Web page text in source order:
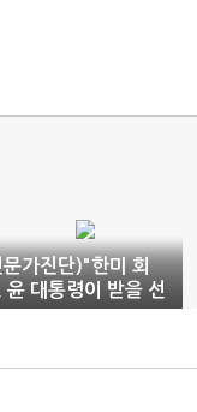
가진단)"한미 회
윤 대통령이 받을 선
따리 없을 것"